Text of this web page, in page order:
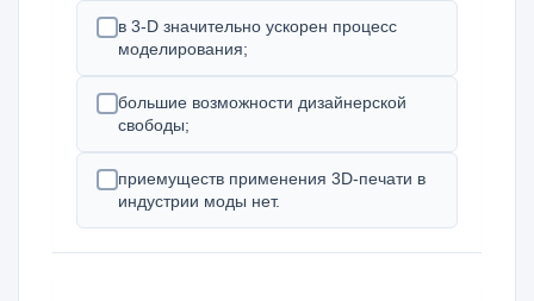
в 3-D значительно ускорен процесс
моделирования;
большие возможности дизайнерской
свободы;
приемуществ применения 3D-печати в
индустрии моды нет.